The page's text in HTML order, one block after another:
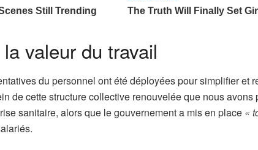
valeur du travail
du personnel ont été déployées pour simplifier et
de cette structure collective renouvelée que nous
sanitaire, alors que le gouvernement a mis en place «